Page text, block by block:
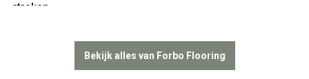
stroken
Bekijk alles van Forbo Flooring